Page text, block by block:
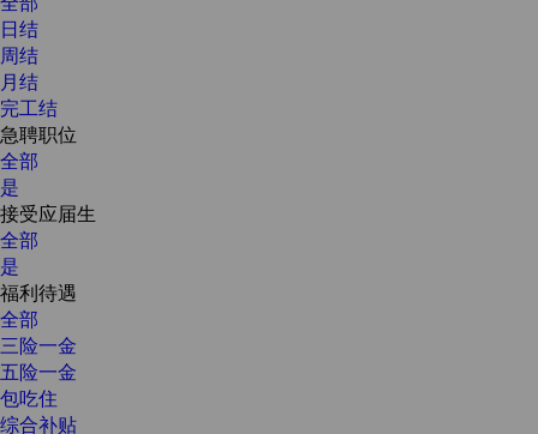
日结
周结
月结
完工结
急聘职位
全部
是
接受应届生
全部
是
福利待遇
全部
三险一金
五险一金
包吃住
综合补贴